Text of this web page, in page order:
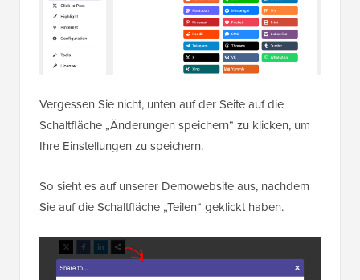
Vergessen Sie nicht, unten auf der Seite auf die
Schaltfläche „Änderungen speichern“ zu klicken, um
Ihre Einstellungen zu speichern.
So sieht es auf unserer Demowebsite aus, nachdem
Sie auf die Schaltfläche „Teilen“ geklickt haben.